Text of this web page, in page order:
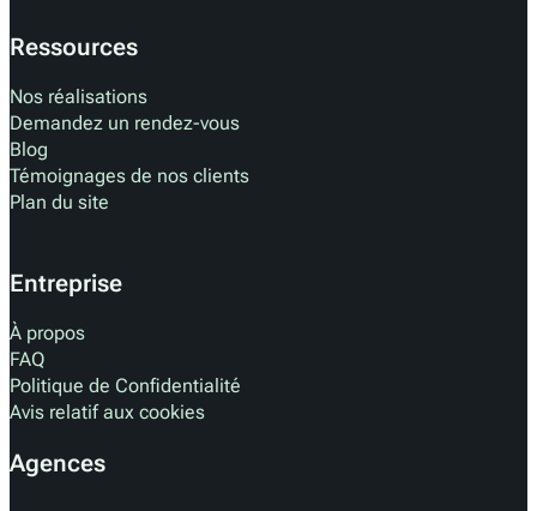
Ressources
Nos réalisations
Demandez un rendez-vous
Blog
Témoignages de nos clients
Plan du site
Entreprise
À propos
FAQ
Politique de Confidentialité
Avis relatif aux cookies
Agences